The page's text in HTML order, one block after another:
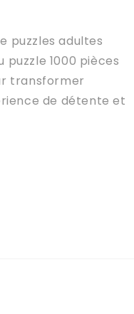
puzzles adultes
puzzle 1000 pièces
transformer
de détente et